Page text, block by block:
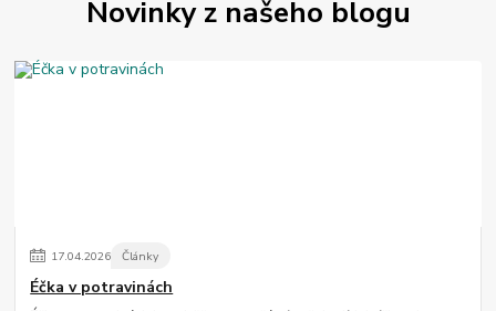
Novinky z našeho blogu
17.04.2026 Články
Éčka v potravinách